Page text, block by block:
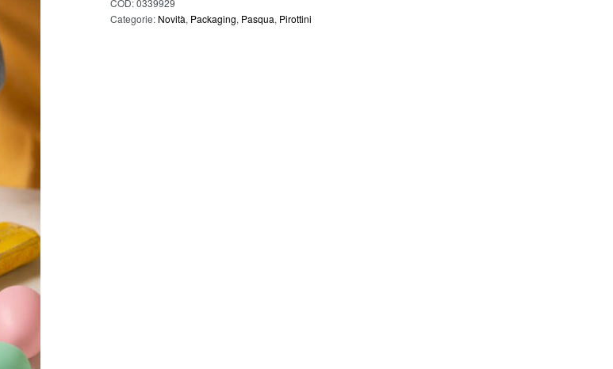
COD: 0339929
Categorie: Novità, Packaging, Pasqua, Pirottini